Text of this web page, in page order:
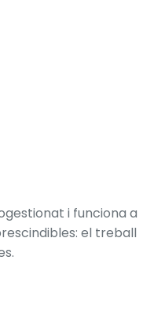
i funciona a
el treball